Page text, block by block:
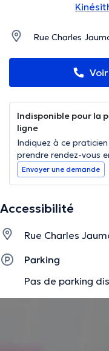
Rue Charles
Indisponible pour la
ligne
Indiquez à ce
prendre rendez-vous
Envoyer une demande
Accessibilité
Rue Charles
Parking
Pas de parking